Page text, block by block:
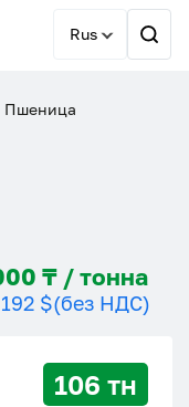
Rus
Пшеница
90 000 ₸ / тонна
192 $(без НДС)
106 тн